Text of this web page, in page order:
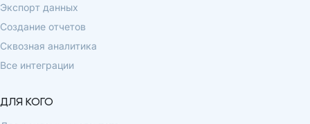
Экспорт данных
Создание отчетов
Сквозная аналитика
Все интеграции
ДЛЯ КОГО